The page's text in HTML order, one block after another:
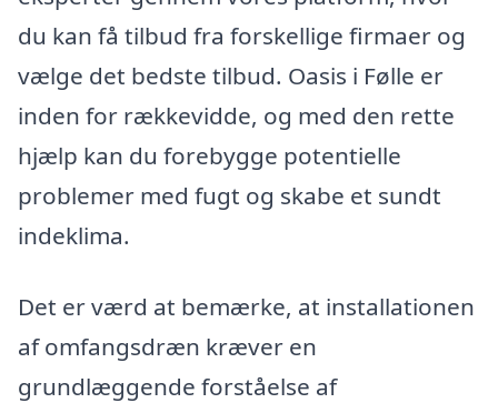
du kan få tilbud fra forskellige firmaer og
vælge det bedste tilbud. Oasis i Følle er
inden for rækkevidde, og med den rette
hjælp kan du forebygge potentielle
problemer med fugt og skabe et sundt
indeklima.
Det er værd at bemærke, at installationen
af omfangsdræn kræver en
grundlæggende forståelse af